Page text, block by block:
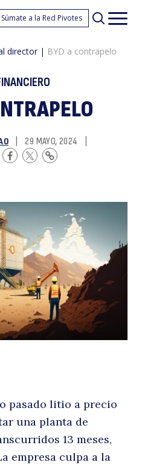
a
Súmate a la Red Pivotes
director | BYD a contrapelo
29 MAYO, 2024
pasado litio a precio
una planta de
13 meses,
empresa culpa a la